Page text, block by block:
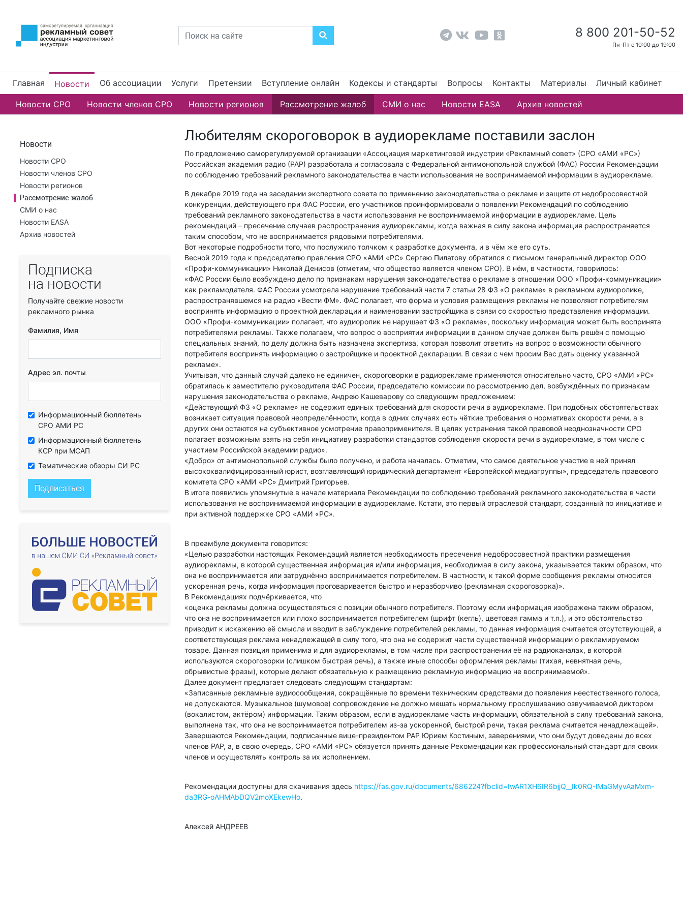
8 800 201-50-52
Пн-Пт с 10:00 до 19:00
Главная Новости Об ассоциации Услуги Претензии Вступление онлайн Кодексы и стандарты Вопросы Контакты Материалы Личный кабинет
Новости СРО Новости членов СРО Новости регионов Рассмотрение жалоб СМИ о нас Новости EASA Архив новостей
Новости
Новости СРО
Новости членов СРО
Новости регионов
Рассмотрение жалоб
СМИ о нас
Новости EASA
Архив новостей
Подписка
на новости
Получайте свежие новости
рекламного рынка
Фамилия, Имя
Адрес эл. почты
Информационный бюллетень
СРО АМИ РС
Информационный бюллетень
КСР при МСАП
Тематические обзоры СИ РС
Подписаться
Любителям скороговорок в аудиорекламе поставили заслон
По предложению саморегулируемой организации «Ассоциация маркетинговой индустрии «Рекламный совет» (СРО «АМИ «РС»)
Российская академия радио (РАР) разработала и согласовала с Федеральной антимонопольной службой (ФАС) России Рекомендации
по соблюдению требований рекламного законодательства в части использования не воспринимаемой информации в аудиорекламе.
В декабре 2019 года на заседании экспертного совета по применению законодательства о рекламе и защите от недобросовестной
конкуренции, действующего при ФАС России, его участников проинформировали о появлении Рекомендаций по соблюдению
требований рекламного законодательства в части использования не воспринимаемой информации в аудиорекламе. Цель
рекомендаций – пресечение случаев распространения аудиорекламы, когда важная в силу закона информация распространяется
таким способом, что не воспринимается рядовыми потребителями.
Вот некоторые подробности того, что послужило толчком к разработке документа, и в чём же его суть.
Весной 2019 года к председателю правления СРО «АМИ «РС» Сергею Пилатову обратился с письмом генеральный директор ООО
«Профи-коммуникации» Николай Денисов (отметим, что общество является членом СРО). В нём, в частности, говорилось:
«ФАС России было возбуждено дело по признакам нарушения законодательства о рекламе в отношении ООО «Профи-коммуникации»
как рекламодателя. ФАС России усмотрела нарушение требований части 7 статьи 28 ФЗ «О рекламе» в рекламном аудиоролике,
распространявшемся на радио «Вести ФМ». ФАС полагает, что форма и условия размещения рекламы не позволяют потребителям
воспринять информацию о проектной декларации и наименовании застройщика в связи со скоростью представления информации.
ООО «Профи-коммуникации» полагает, что аудиоролик не нарушает ФЗ «О рекламе», поскольку информация может быть воспринята
потребителями рекламы. Также полагаем, что вопрос о восприятии информации в данном случае должен быть решён с помощью
специальных знаний, по делу должна быть назначена экспертиза, которая позволит ответить на вопрос о возможности обычного
потребителя воспринять информацию о застройщике и проектной декларации. В связи с чем просим Вас дать оценку укaзанной
рекламе».
Учитывая, что данный случай далеко не единичен, скороговорки в радиорекламе применяются относительно часто, СРО «АМИ «РС»
обратилась к заместителю руководителя ФАС России, председателю комиссии по рассмотрению дел, возбуждённых по признакам
нарушения законодательства о рекламе, Андрею Кашеварову со следующим предложением:
«Действующий ФЗ «О рекламе» не содержит единых требований для скорости речи в аудиорекламе. При подобных обстоятельствах
возникает ситуация правовой неопределённости, когда в одних случаях есть чёткие требования о нормативах скорости речи, а в
других они остаются на субъективное усмотрение правоприменителя. В целях устранения такой правовой неоднозначности СРО
полагает возможным взять на себя инициативу разработки стандартов соблюдения скорости речи в аудиорекламе, в том числе с
участием Российской академии радио».
«Добро» от антимонопольной службы было получено, и работа началась. Отметим, что самое деятельное участие в ней принял
высококвалифицированный юрист, возглавляющий юридический департамент «Европейской медиагруппы», председатель правового
комитета СРО «АМИ «РС» Дмитрий Григорьев.
В итоге появились упомянутые в начале материала Рекомендации по соблюдению требований рекламного законодательства в части
использования не воспринимаемой информации в аудиорекламе. Кстати, это первый отраслевой стандарт, созданный по инициативе и
при активной поддержке СРО «АМИ «РС».
В преамбуле документа говорится:
«Целью разработки настоящих Рекомендаций является необходимость пресечения недобросовестной практики размещения
аудиорекламы, в которой существенная информация и/или информация, необходимая в силу закона, указывается таким образом, что
она не воспринимается или затруднённо воспринимается потребителем. В частности, к такой форме сообщения рекламы относится
ускоренная речь, когда информация проговаривается быстро и неразборчиво (рекламная скороговорка)».
В Рекомендациях подчёркивается, что
«оценка рекламы должна осуществляться с позиции обычного потребителя. Поэтому если информация изображена таким образом,
что она не воспринимается или плохо воспринимается потребителем (шрифт (кегль), цветовая гамма и т.п.), и это обстоятельство
приводит к искажению её смысла и вводит в заблуждение потребителей рекламы, то данная информация считается отсутствующей, а
соответствующая реклама ненадлежащей в силу того, что она не содержит части существенной информации о рекламируемом
товаре. Данная позиция применима и для аудиорекламы, в том числе при распространении её на радиоканалах, в которой
используются скороговорки (слишком быстрая речь), а также иные способы оформления рекламы (тихая, невнятная речь,
обрывистые фразы), которые делают обязательную к размещению рекламную информацию не воспринимаемой».
Далее документ предлагает следовать следующим стандартам:
«Записанные рекламные аудиосообщения, сокращённые по времени техническим средствами до появления неестественного голоса,
не допускаются. Музыкальное (шумовое) сопровождение не должно мешать нормальному прослушиванию озвучиваемой диктором
(вокалистом, актёром) информации. Таким образом, если в аудиорекламе часть информации, обязательной в силу требований закона,
выполнена так, что она не воспринимается потребителем из-за ускоренной, быстрой речи, такая реклама считается ненадлежащей».
Завершаются Рекомендации, подписанные вице-президентом РАР Юрием Костиным, заверениями, что они будут доведены до всех
членов РАР, а, в свою очередь, СРО «АМИ «РС» обязуется принять данные Рекомендации как профессиональный стандарт для своих
членов и осуществлять контроль за их исполнением.
Рекомендации доступны для скачивания здесь https://fas.gov.ru/documents/686224?fbclid=IwAR1XH6IR6bjjQ__Ik0RQ-lMaGMyvAaMxm-
da3RG-oAHMAbDQV2moXEkewHo.
Алексей АНДРЕЕВ